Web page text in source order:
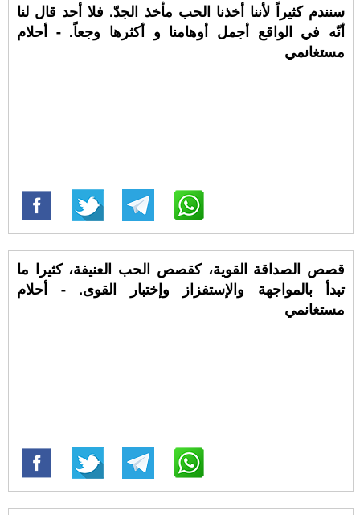
سنندم كثيراً لأننا أخذنا الحب مأخذ الجدّ. فلا أحد قال لنا
أنّه في الواقع أجمل أوهامنا و أكثرها وجعاً. - أحلام
مستغانمي
قصص الصداقة القوية، كقصص الحب العنيفة، كثيرا ما
تبدأ بالمواجهة والإستفزاز وإختبار القوى. - أحلام
مستغانمي